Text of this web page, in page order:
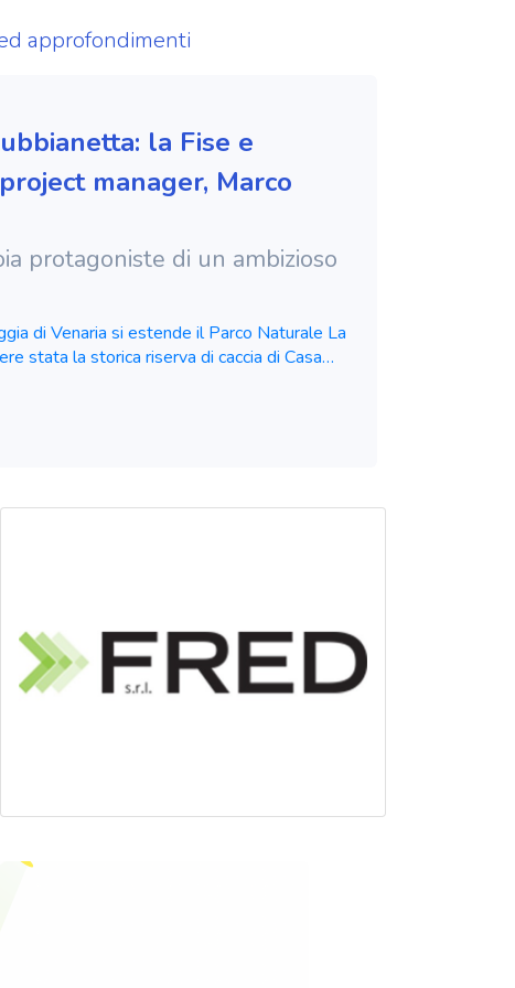
approfondimenti
la Fise e
manager, Marco
protagoniste di un ambizioso
di Venaria si estende il Parco Naturale La
stata la storica riserva di caccia di Casa
II di Savoia. Nata come scuderia
a ferro di cavallo, che ne ha fatto nel
e del profondo legame tra questo
oltre centosessant’anni che hanno visto
gioiello è pronto a tornare a splendere,
rafforzerà l’identità originaria,
continuerà a
del direttivo del Comitato Regionale
Sport Equestri, l’ente riconosciuto dal CONI
in Italia. Il progetto non si ferma però
della FISE è di trasformare la struttura in
ristorazione e agli eventi. Per raggiungere
è stata coinvolta in qualità di partner
di Marco D’oria, Project Manager e di
informazioni sul progetto sul sito